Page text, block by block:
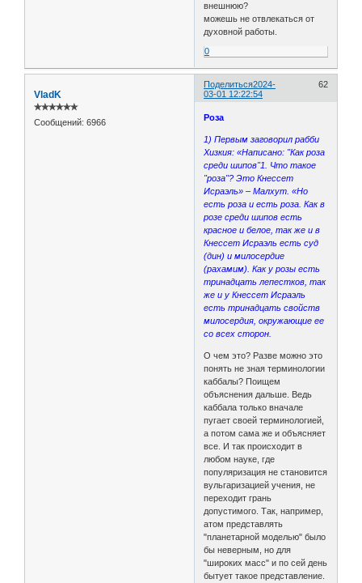
внешнюю?
можешь не отвлекаться от
духовной работы.
0
Поделиться 62
2024-
03-01 12:22:54
VladK
✯✯✯✯✯✯
Сообщений: 6966 Роза
1) Первым заговорил рабби
Хизкия: «Написано: "Как роза
среди шипов"1. Что такое
"роза"? Это Кнессет
Исраэль» – Малхут. «Но
есть роза и есть роза. Как в
розе среди шипов есть
красное и белое, так же и в
Кнессет Исраэль есть суд
(дин) и милосердие
(рахамим). Как у розы есть
тринадцать лепестков, так
же и у Кнессет Исраэль
есть тринадцать свойств
милосердия, окружающие ее
со всех сторон.
О чем это? Разве можно это
понять не зная терминологии
каббалы? Поищем
объяснения дальше. Ведь
каббала только вначале
пугает своей терминологией,
а потом сама же и объясняет
все. И так происходит в
любом науке, где
популяризация не становится
вульгаризацией учения, не
переходит грань
допустимого. Так, например,
атом представлять
"планетарной моделью" было
бы неверным, но для
"широких масс" и по сей день
бытует такое представление.